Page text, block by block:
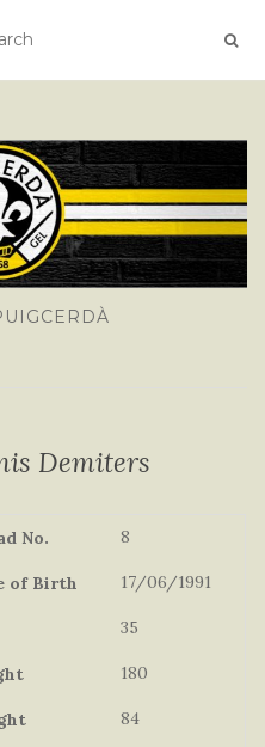
Demiters
No. 8
of Birth 17/06/1991
35
180
84